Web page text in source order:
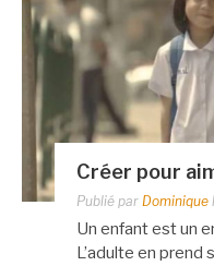
Créer pour
Publié par Dominique
Un enfant est un
L’adulte en